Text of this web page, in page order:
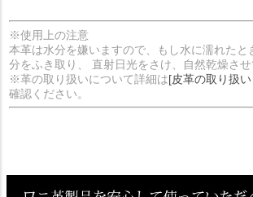
※使用上の注意
本革は水分を嫌いますので、もし水に濡れたと
分をふき取り、 直射日光をさけ、自然乾燥させ
※革の取り扱いについて詳細は[皮革の取り扱
確認ください。